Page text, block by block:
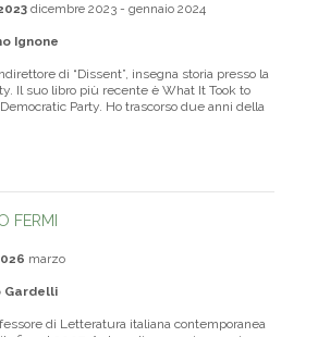
dicembre 2023 - gennaio 2024
Ignone
di “Dissent”, insegna storia presso la
Il suo libro più recente è What It Took to
Party. Ho trascorso due anni della
FERMI
marzo
Gardelli
di Letteratura italiana contemporanea